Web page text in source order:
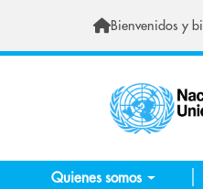
Bienvenidos y
Quienes somos